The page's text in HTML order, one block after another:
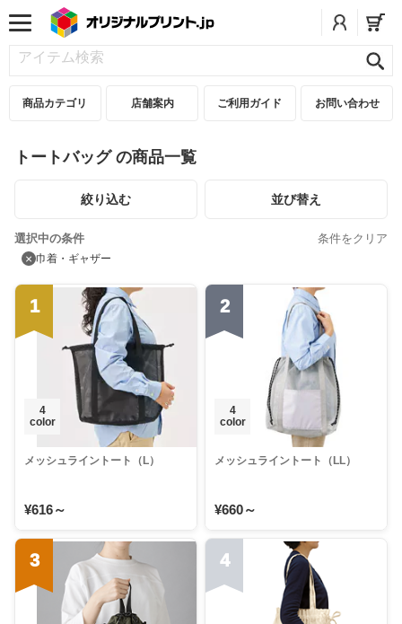
商品カテゴリ 店舗案内 ご利用ガイド お問い合わせ
トートバッグ の商品一覧
絞り込む 並び替え
選択中の条件 条件をクリア
× 巾着・ギャザー
1
4
color
メッシュライントート（L）
¥616～
2
4
color
メッシュライントート（LL）
¥660～
3 4